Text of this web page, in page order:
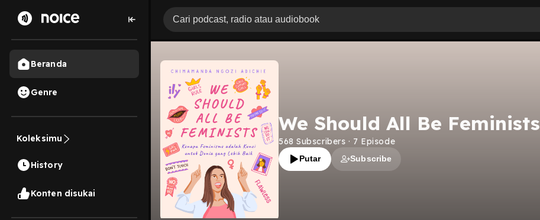
Beranda
Genre
Koleksimu
History
Konten disukai
We Should All Be Feminists
568 Subscribers · 7 Episode
Putar Subscribe